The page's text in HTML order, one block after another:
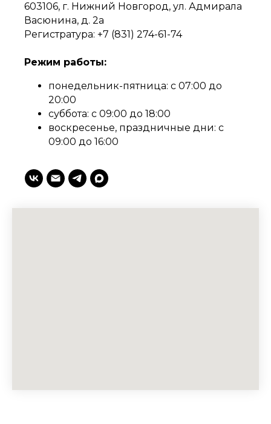
603106, г. Нижний Новгород, ул. Адмирала
Васюнина, д. 2а
Регистратура: +7 (831) 274-61-74
Режим работы:
понедельник-пятница: с 07:00 до
20:00
суббота: с 09:00 до 18:00
воскресенье, праздничные дни: с
09:00 до 16:00